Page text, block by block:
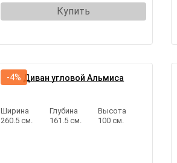
Купить
Диван угловой Альмиса
Ширина
260.5 см.
Глубина
161.5 см.
Высота
100 см.
-4%